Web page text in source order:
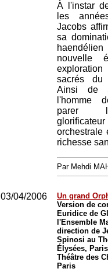
À l'instar
les
Jacobs
sa
nouvelle
sacrés du
Ainsi de
l'homme
parer
orchestrale
richesse
Par Mehdi
03/04/2006
Un grand
Version de
Euridice de
l'Ensemble
direction de
Spinosi au
Élysées,
Théâtre des
Paris